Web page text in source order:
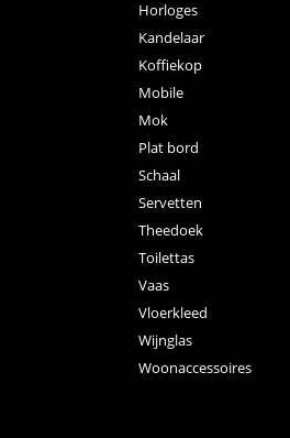
Horloges
Kandelaar
Koffiekop
Mobile
Mok
Plat bord
Schaal
Servetten
Theedoek
Toilettas
Vaas
Vloerkleed
Wijnglas
Woonaccessoires